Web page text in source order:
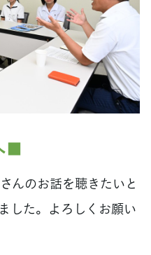
■
んのお話を聴きたいと
した。よろしくお願い